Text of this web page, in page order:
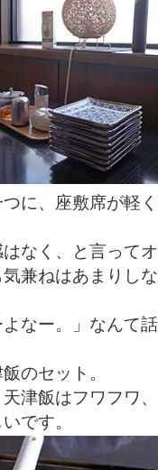
に、座敷席が軽
なく、と言って
兼ねはあまりし
よなー。」なんて
のセット。
津飯はフワフワ
です。